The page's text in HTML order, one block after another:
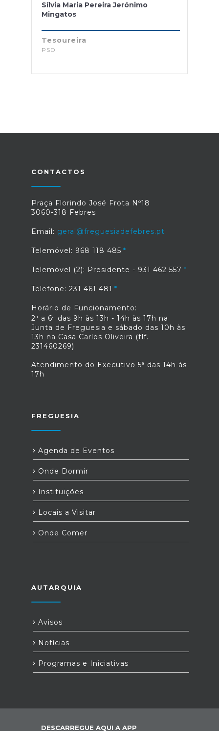
Sílvia Maria Pereira Jerónimo
Mingatos
Tesoureira
PSD
CONTACTOS
Praça Florindo José Frota Nº18
3060-318 Febres
Email: geral@freguesiadefebres.pt
Telemóvel: 968 118 485
Telemóvel (2): Presidente - 931 462 557
Telefone: 231 461 481
Horário de Funcionamento:
2ª a 6ª das 9h às 13h - 14h às 17h na
Junta de Freguesia e sábado das 10h às
13h na Casa Carlos Oliveira (tlf.
231460269)
Atendimento do Executivo 5ª das 14h às
17h
FREGUESIA
Agenda de Eventos
Onde Dormir
Instituições
Locais a Visitar
Onde Comer
AUTARQUIA
Avisos
Notícias
Programas e Iniciativas
DESCARREGUE AQUI A APP